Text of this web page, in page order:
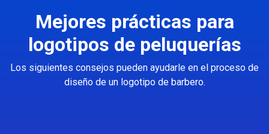
Mejores prácticas para
logotipos de peluquerías
Los siguientes consejos pueden ayudarle en el proceso de
diseño de un logotipo de barbero.